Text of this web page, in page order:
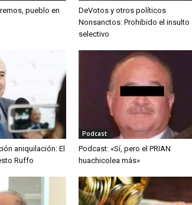
pueblo en
DeVotos y otros políticos
Nonsanctos: Prohibido el insulto
selectivo
aniquilación: El
Ruffo
Podcast
Podcast: «Sí, pero el PRIAN
huachicolea más»